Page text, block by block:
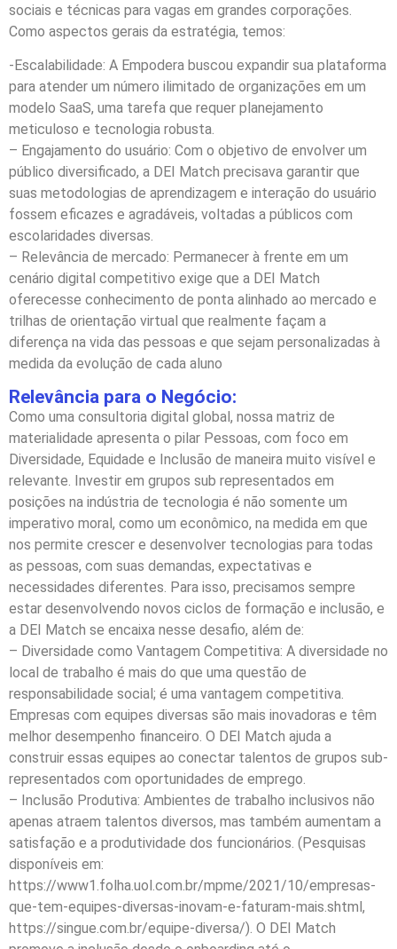
sociais e técnicas para vagas em grandes corporações.
Como aspectos gerais da estratégia, temos:
-Escalabilidade: A Empodera buscou expandir sua plataforma
para atender um número ilimitado de organizações em um
modelo SaaS, uma tarefa que requer planejamento
meticuloso e tecnologia robusta.
– Engajamento do usuário: Com o objetivo de envolver um
público diversificado, a DEI Match precisava garantir que
suas metodologias de aprendizagem e interação do usuário
fossem eficazes e agradáveis, voltadas a públicos com
escolaridades diversas.
– Relevância de mercado: Permanecer à frente em um
cenário digital competitivo exige que a DEI Match
oferecesse conhecimento de ponta alinhado ao mercado e
trilhas de orientação virtual que realmente façam a
diferença na vida das pessoas e que sejam personalizadas à
medida da evolução de cada aluno
Relevância para o Negócio:
Como uma consultoria digital global, nossa matriz de
materialidade apresenta o pilar Pessoas, com foco em
Diversidade, Equidade e Inclusão de maneira muito visível e
relevante. Investir em grupos sub representados em
posições na indústria de tecnologia é não somente um
imperativo moral, como um econômico, na medida em que
nos permite crescer e desenvolver tecnologias para todas
as pessoas, com suas demandas, expectativas e
necessidades diferentes. Para isso, precisamos sempre
estar desenvolvendo novos ciclos de formação e inclusão, e
a DEI Match se encaixa nesse desafio, além de:
– Diversidade como Vantagem Competitiva: A diversidade no
local de trabalho é mais do que uma questão de
responsabilidade social; é uma vantagem competitiva.
Empresas com equipes diversas são mais inovadoras e têm
melhor desempenho financeiro. O DEI Match ajuda a
construir essas equipes ao conectar talentos de grupos sub-
representados com oportunidades de emprego.
– Inclusão Produtiva: Ambientes de trabalho inclusivos não
apenas atraem talentos diversos, mas também aumentam a
satisfação e a produtividade dos funcionários. (Pesquisas
disponíveis em:
https://www1.folha.uol.com.br/mpme/2021/10/empresas-
que-tem-equipes-diversas-inovam-e-faturam-mais.shtml,
https://singue.com.br/equipe-diversa/). O DEI Match